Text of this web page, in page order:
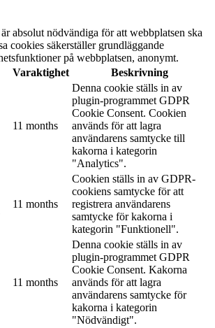
absolut nödvändiga för att webbplatsen ska
cookies säkerställer grundläggande
på webbplatsen, anonymt.
Varaktighet Beskrivning
11 months
Denna cookie ställs in av
plugin-programmet GDPR
Cookie Consent. Cookien
används för att lagra
användarens samtycke till
kakorna i kategorin
"Analytics".
11 months
Cookien ställs in av GDPR-
cookiens samtycke för att
registrera användarens
samtycke för kakorna i
kategorin "Funktionell".
11 months
Denna cookie ställs in av
plugin-programmet GDPR
Cookie Consent. Kakorna
används för att lagra
användarens samtycke för
kakorna i kategorin
"Nödvändigt".